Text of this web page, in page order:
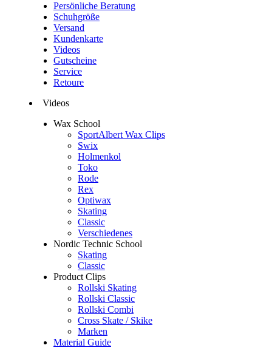
Persönliche Beratung
Schuhgröße
Versand
Kundenkarte
Videos
Gutscheine
Service
Retoure
Videos
Wax School
SportAlbert Wax Clips
Swix
Holmenkol
Toko
Rode
Rex
Optiwax
Skating
Classic
Verschiedenes
Nordic Technic School
Skating
Classic
Product Clips
Rollski Skating
Rollski Classic
Rollski Combi
Cross Skate / Skike
Marken
Material Guide